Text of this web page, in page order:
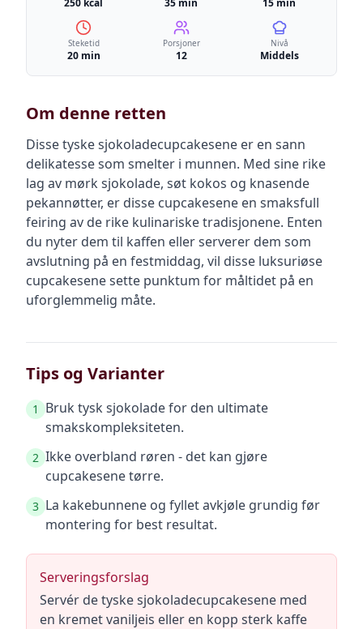
250 kcal 35 min 15 min
Steketid
20 min
Porsjoner
12
Nivå
Middels
Om denne retten
Disse tyske sjokoladecupcakesene er en sann
delikatesse som smelter i munnen. Med sine rike
lag av mørk sjokolade, søt kokos og knasende
pekannøtter, er disse cupcakesene en smaksfull
feiring av de rike kulinariske tradisjonene. Enten
du nyter dem til kaffen eller serverer dem som
avslutning på en festmiddag, vil disse luksuriøse
cupcakesene sette punktum for måltidet på en
uforglemmelig måte.
Tips og Varianter
1
Bruk tysk sjokolade for den ultimate
smakskompleksiteten.
2 Ikke overbland røren - det kan gjøre
cupcakesene tørre.
3 La kakebunnene og fyllet avkjøle grundig før
montering for best resultat.
Serveringsforslag
Servér de tyske sjokoladecupcakesene med
en kremet vaniljeis eller en kopp sterk kaffe